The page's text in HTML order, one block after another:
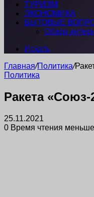
ТУРИЗМ
ЭКОНОМИКА
БЫТОВЫЕ
Обзор
Искать
Главная/Политика/
Политика
Ракета
25.11.2021
0 Время чтения